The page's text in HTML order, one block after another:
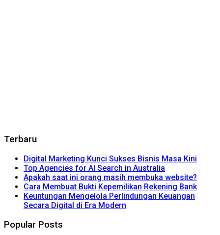
Terbaru
Digital Marketing Kunci Sukses Bisnis Masa Kini
Top Agencies for AI Search in Australia
Apakah saat ini orang masih membuka website?
Cara Membuat Bukti Kepemilikan Rekening Bank
Keuntungan Mengelola Perlindungan Keuangan
Secara Digital di Era Modern
Popular Posts